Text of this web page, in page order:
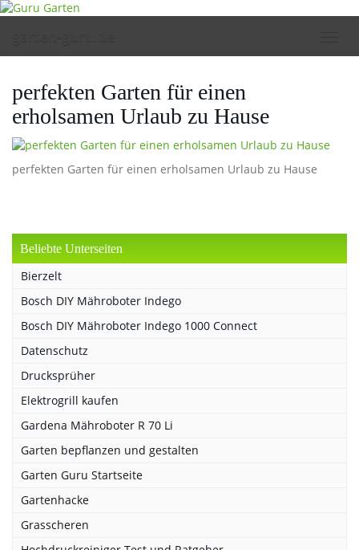
Skip
content
perfekten Garten für einen
erholsamen Urlaub zu Hause
perfekten Garten für einen erholsamen Urlaub zu Hause
Beliebte Unterseiten
Bierzelt
Bosch DIY Mähroboter Indego
Bosch DIY Mähroboter Indego 1000 Connect
Datenschutz
Drucksprüher
Elektrogrill kaufen
Gardena Mähroboter R 70 Li
Garten bepflanzen und gestalten
Garten Guru Startseite
Gartenhacke
Grasscheren